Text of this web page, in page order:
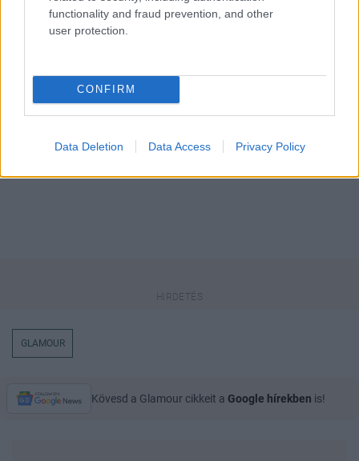
functionality and fraud prevention, and other
user protection.
CONFIRM
Data Deletion Data Access Privacy Policy
Megosztás
Küldés
Itt állíthatod be, hogy a Google
keresőben könnyebben megtaláld a
glamour.hu cikkeit
GLAMOUR
Kövesd a Glamour cikkeit a Google hírekben is!